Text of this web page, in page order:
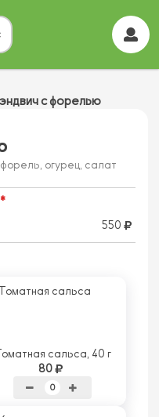
с форелью
огурец, салат
550
Томатная сальса, 40 г
80